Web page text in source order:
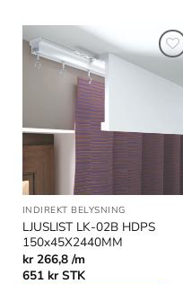
Lägg till
INDIREKT BELYSNING
LJUSLIST LK-02B HDPS
150x45X2440MM
kr 266,8 /m
651 kr STK